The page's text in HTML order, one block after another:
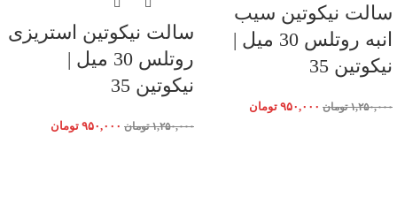
سالت نیکوتین سیب
انبه روتلس 30 میل |
نیکوتین 35
۱,۲۵۰,۰۰۰ تومان ۹۵۰,۰۰۰ تومان
سالت نیکوتین استریزی
روتلس 30 میل |
نیکوتین 35
۱,۲۵۰,۰۰۰ تومان ۹۵۰,۰۰۰ تومان